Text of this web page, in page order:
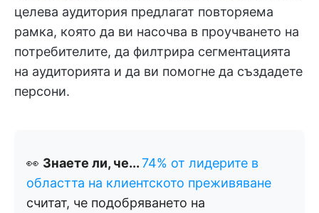
целева аудитория предлагат повторяема
рамка, която да ви насочва в проучването на
потребителите, да филтрира сегментацията
на аудиторията и да ви помогне да създадете
персони.
👀 Знаете ли, че...74% от лидерите в
областта на клиентското преживяване
считат, че подобряването на